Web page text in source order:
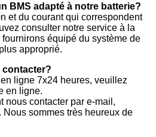
BMS adapté à notre batterie?
et du courant qui correspondent
consulter notre service à la
équipé du système de
approprié.
contacter?
ligne 7x24 heures, veuillez
en ligne.
nous contacter par e-mail,
sommes très heureux de